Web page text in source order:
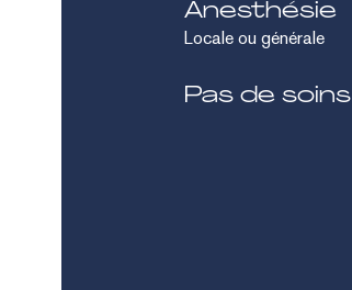
Anesthésie
Locale ou générale
Pas de soins